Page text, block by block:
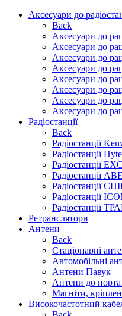
Аксесуари до
Back
Аксесуари до
Аксесуари до
Аксесуари до
Аксесуари до
Аксесуари до
Аксесуари до
Аксесуари до
Аксесуари до
Радіостанції
Back
Радіостанції
Радіостанції
Радіостанції
Радіостанції
Радіостанції
Радіостанції
Радіостанції
Ретранслятори
Антени
Back
Стаціонарні
Автомобільні
Антени Павук
Антени до
Магніти,
Високочастотний